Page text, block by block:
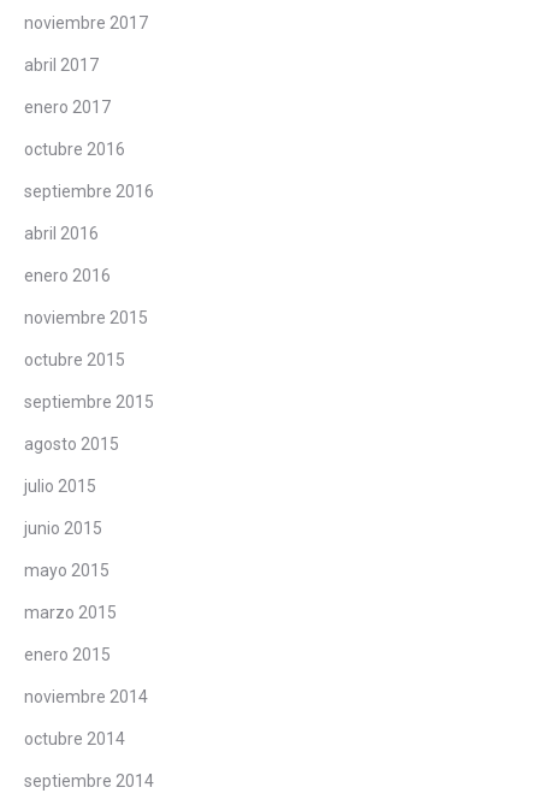
noviembre 2017
abril 2017
enero 2017
octubre 2016
septiembre 2016
abril 2016
enero 2016
noviembre 2015
octubre 2015
septiembre 2015
agosto 2015
julio 2015
junio 2015
mayo 2015
marzo 2015
enero 2015
noviembre 2014
octubre 2014
septiembre 2014